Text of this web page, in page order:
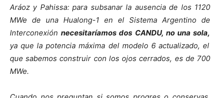
Aráoz y Pahissa: para subsanar la ausencia de los 1120
MWe de una Hualong-1 en el Sistema Argentino de
Interconexiónnecesitaríamos dos CANDU, no una sola,
ya que la potencia máxima del modelo 6 actualizado, el
que sabemos construir con los ojos cerrados, es de 700
MWe.